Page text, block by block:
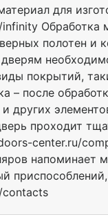
для
Обработка
полотен
покрытий,
– после
и других
проходит
center.ru/
напоминает